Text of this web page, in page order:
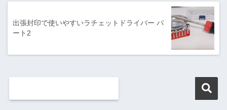
出張封印で使いやすいラチェットドライバー パ
ート2